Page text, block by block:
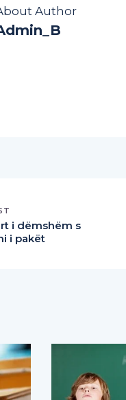
Author
i dëmshëm s
i pakët